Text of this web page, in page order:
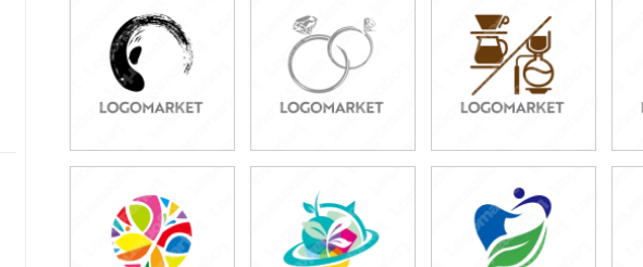
49,800円
(税込54,780円)
49,800円
(税込54,780円)
39,800円
(税込43,780円)
39,800円
(税込43,780円)
49,800円
(税込54,780円)
49,800円
(税込54,780円)